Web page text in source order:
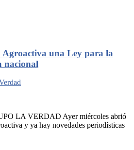
una Ley para la
nacional
LA VERDAD Ayer miércoles abrió
y ya hay novedades periodísticas